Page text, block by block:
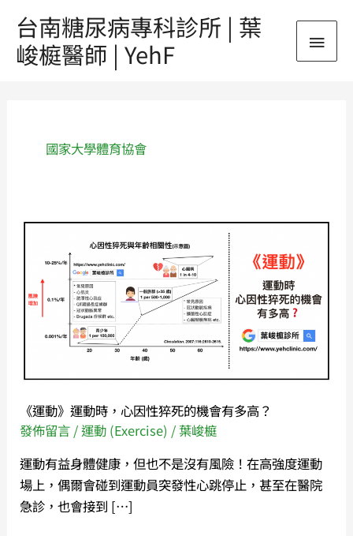
台南糖尿病專科診所 | 葉
峻榳醫師 | YehF
主
要
國家大學體育協會
《運動》運動時，心因性猝死的機會有多高？
發佈留言 /運動 (Exercise) / 葉峻榳
運動有益身體健康，但也不是沒有風險！在高強度運動
場上，偶爾會碰到運動員突發性心跳停止，甚至在醫院
急診，也會接到 […]
《運
動
時，
性
死
的
機
會
有